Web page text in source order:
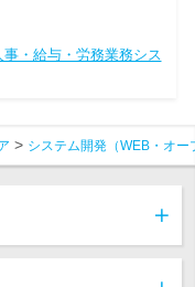
事・給与・労務業務シス
システム開発（WEB・オ